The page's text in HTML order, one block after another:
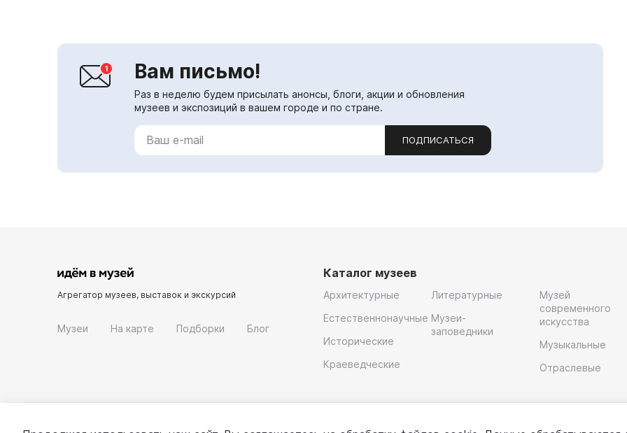
Вам письмо!
Раз в неделю будем присылать анонсы, блоги, акции и обновления
музеев и экспозиций в вашем городе и по стране.
ПОДПИСАТЬСЯ
Агрегатор музеев, выставок и экскурсий
Музеи На карте Подборки Блог
Каталог музеев
Архитектурные
Естественнонаучные
Исторические
Краеведческие
Литературные
Музеи-
заповедники
Музей
современного
искусства
Музыкальные
Отраслевые